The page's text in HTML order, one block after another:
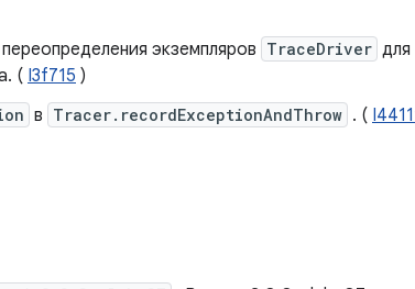
экземпляров TraceDriver для
( I3f715 )
в Tracer.recordExceptionAndThrow . (